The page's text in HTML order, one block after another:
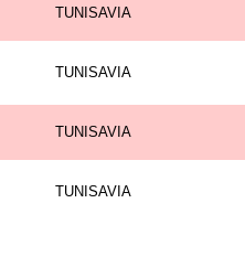
TUNISAVIA
TUNISAVIA
TUNISAVIA
TUNISAVIA